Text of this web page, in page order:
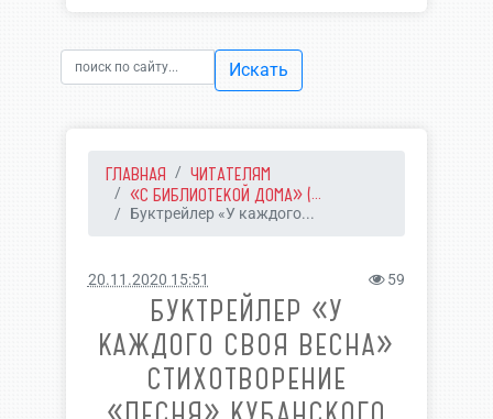
Искать
ГЛАВНАЯ
ЧИТАТЕЛЯМ
«С БИБЛИОТЕКОЙ ДОМА» (...
Буктрейлер «У каждого...
20.11.2020 15:51 59
БУКТРЕЙЛЕР «У
КАЖДОГО СВОЯ ВЕСНА»
СТИХОТВОРЕНИЕ